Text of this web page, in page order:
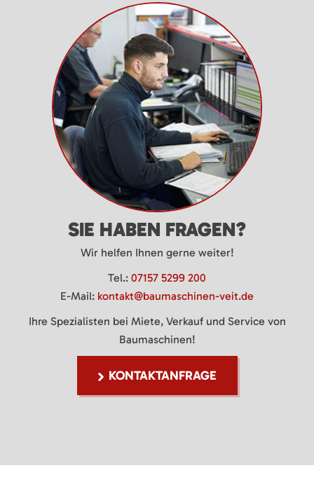
SIE HABEN FRAGEN?
Wir helfen Ihnen gerne weiter!
Tel.: 07157 5299 200
E-Mail: kontakt@baumaschinen-veit.de
Ihre Spezialisten bei Miete, Verkauf und Service von
Baumaschinen!
KONTAKTANFRAGE